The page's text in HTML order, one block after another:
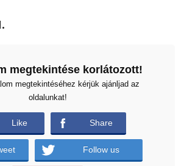
megtekintése korlátozott!
megtekintéséhez kérjük ajánljad az
oldalunkat!
Like Share
Follow us